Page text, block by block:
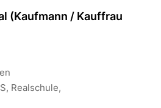
(Kaufmann / Kauffrau
Realschule,